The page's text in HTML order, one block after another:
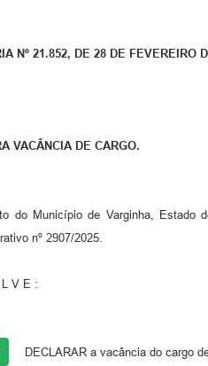
Nº 21.852, DE 28 DE FEVEREIRO
VACÂNCIA DE CARGO.
do Município de Varginha, Estado
nº 2907/2025.
V E :
DECLARAR a vacância do cargo